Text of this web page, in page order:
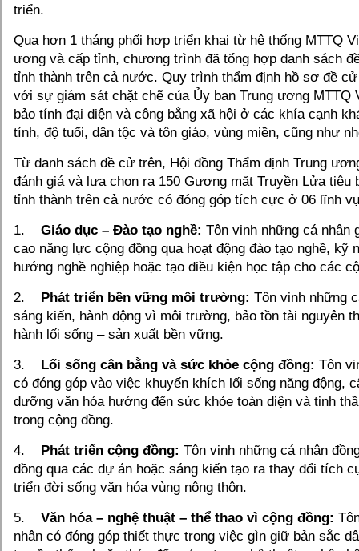
triển.
Qua hơn 1 tháng phối hợp triển khai từ hệ thống MTTQ
ương và cấp tỉnh, chương trình đã tổng hợp danh sách
tỉnh thành trên cả nước. Quy trình thẩm định hồ sơ đề
với sự giám sát chặt chẽ của Ủy ban Trung ương MTTQ
bảo tính đại diện và công bằng xã hội ở các khía cạnh
tính, độ tuổi, dân tộc và tôn giáo, vùng miền, cũng như
Từ danh sách đề cử trên, Hội đồng Thẩm định Trung
đánh giá và lựa chọn ra 150 Gương mặt Truyền Lửa tiêu
tỉnh thành trên cả nước​ có đóng góp tích cực ở 06 lĩnh
1. Giáo dục – Đào tạo nghề​: Tôn vinh những cá nhân
cao năng lực cộng đồng qua hoạt động đào tạo nghề, kỹ
hướng nghề nghiệp hoặc tạo điều kiện học tập cho các
2. Phát triển bền vững môi trường​: Tôn vinh những
sáng kiến, hành động vì môi trường, bảo tồn tài nguyên
hành lối sống – sản xuất bền vững.​
3. Lối sống cân bằng và sức khỏe cộng đồng​: Tôn
có đóng góp vào việc khuyến khích lối sống năng động,
dưỡng văn hóa hướng đến sức khỏe toàn diện và tinh
trong cộng đồng​.
4. Phát triển cộng đồng: Tôn vinh những cá nhân
đồng qua các dự án hoặc sáng kiến tạo ra thay đổi tích
triển đời sống văn hóa vùng nông thôn.​ ​
5. Văn hóa – nghệ thuật – thể thao vì cộng đồng​:
nhân có đóng góp thiết thực trong việc gìn giữ bản sắc